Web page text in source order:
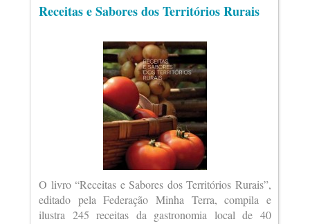
Receitas e Sabores dos Territórios Rurais
O livro “Receitas e Sabores dos Territórios Rurais”,
editado pela Federação Minha Terra, compila e
ilustra 245 receitas da gastronomia local de 40